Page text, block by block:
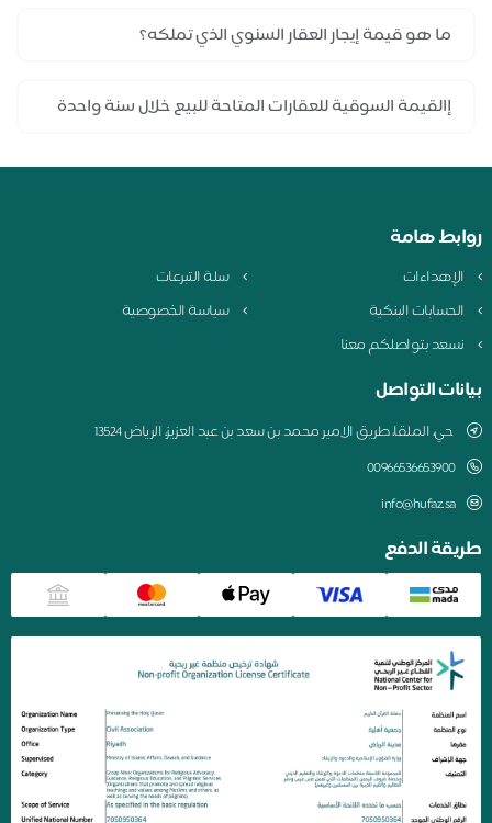
روابط هامة
الإهداءات
سلة التبرعات
الحسابات البنكية
سياسة الخصوصية
نسعد بتواصلكم معنا
بيانات التواصل
حي، الملقا، طريق الامير محمد بن سعد بن عبد العزيز، الرياض 13524
00966536653900
info@hufaz.sa
طريقة الدفع